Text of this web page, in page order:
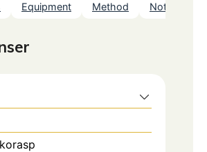
Equipment Method Notes